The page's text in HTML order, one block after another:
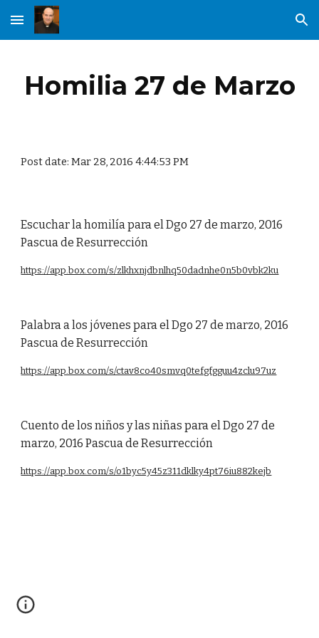
Skip to main content Skip to navigation
Homilia 27 de Marzo
Post date: Mar 28, 2016 4:44:53 PM
Escuchar la homilía para el Dgo 27 de marzo, 2016
Pascua de Resurrección
https://app.box.com/s/zlkhxnjdbnlhq50dadnhe0n5b0vbk2ku
Palabra a los jóvenes para el Dgo 27 de marzo, 2016
Pascua de Resurrección
https://app.box.com/s/ctav8co40smvq0tefgfgguu4zclu97uz
Cuento de los niños y las niñas para el Dgo 27 de
marzo, 2016 Pascua de Resurrección
https://app.box.com/s/o1byc5y45z311dklky4pt76iu882kejb